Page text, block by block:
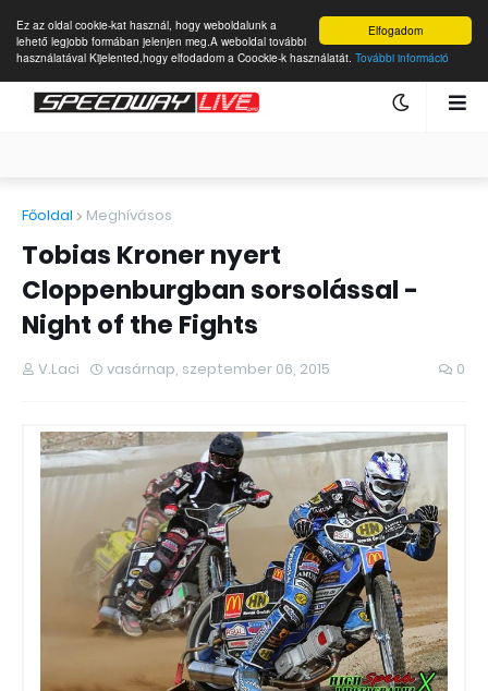
Elfogadom
Ez az oldal cookie-kat használ, hogy weboldalunk a
lehető legjobb formában jelenjen meg.A weboldal további
használatával Kijelented,hogy elfodadom a Coockie-k használatát. További információ
Főoldal Meghívásos
Tobias Kroner nyert
Cloppenburgban sorsolással -
Night of the Fights
V.Laci vasárnap, szeptember 06, 2015 0